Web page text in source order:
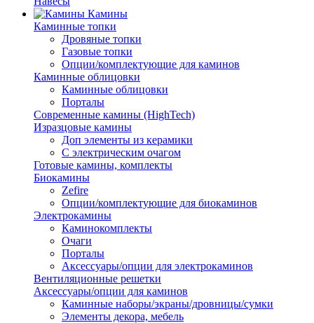
Камины
Каминные топки
Дровяные топки
Газовые топки
Опции/комплектующие для каминов
Каминные облицовки
Каминные облицовки
Порталы
Современные камины (HighTech)
Изразцовые камины
Доп элементы из керамики
С электрическим очагом
Готовые камины, комплекты
Биокамины
Zefire
Опции/комплектующие для биокаминов
Электрокамины
Каминокомплекты
Очаги
Порталы
Аксессуары/опции для электрокаминов
Вентиляционные решетки
Аксессуары/опции для каминов
Каминные наборы/экраны/дровницы/сумки
Элементы декора, мебель